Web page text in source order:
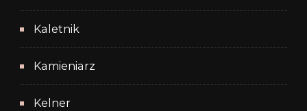
Kaletnik
Kamieniarz
Kelner